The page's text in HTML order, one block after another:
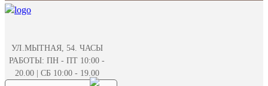
УЛ.МЫТНАЯ, 54. ЧАСЫ
РАБОТЫ: ПН - ПТ 10:00 -
20.00 | СБ 10:00 - 19.00